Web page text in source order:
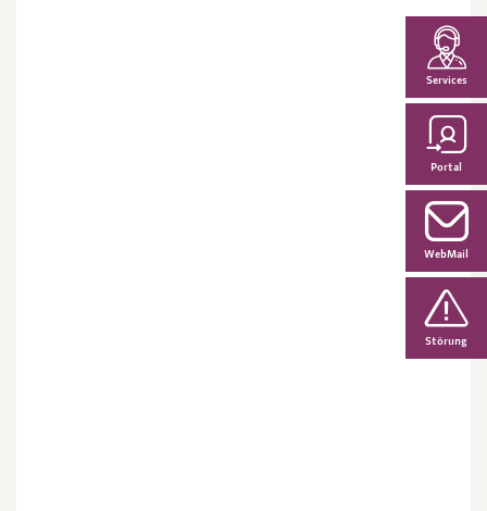
Services
Portal
WebMail
Störung